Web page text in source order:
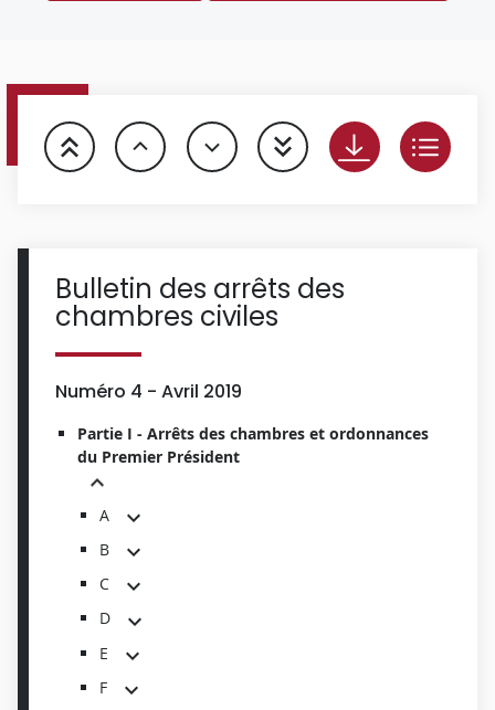
Bulletin des arrêts des
chambres civiles
Numéro 4 - Avril 2019
Partie I - Arrêts des chambres et ordonnances
du Premier Président
A
B
C
D
E
F